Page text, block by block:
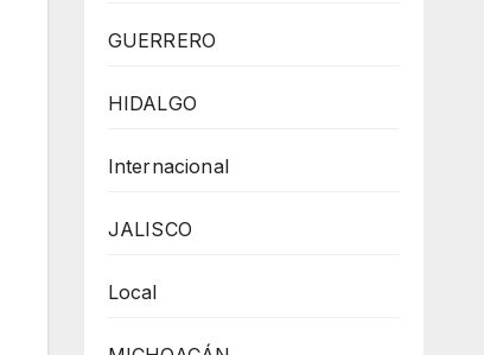
GUERRERO
HIDALGO
Internacional
JALISCO
Local